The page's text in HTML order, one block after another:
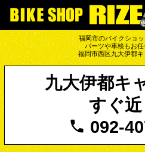
福岡市のバイクショ
パーツや車検もお
福岡市西区九大伊都キ
九大伊都キ
すぐ近
092-